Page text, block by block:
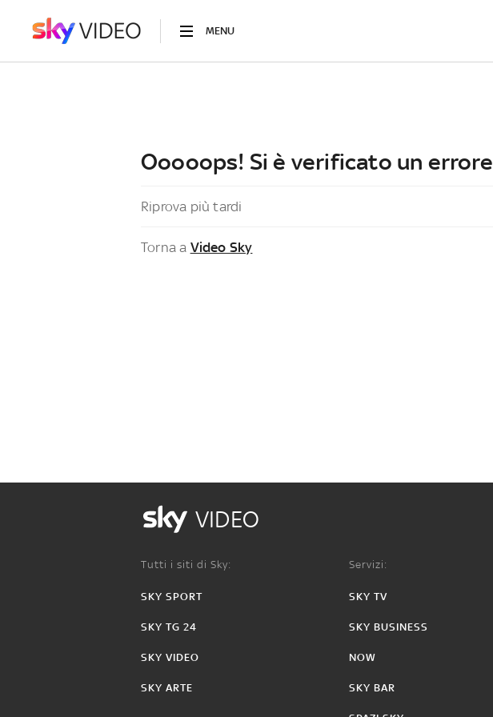
MENU
Ooooops! Si è verificato un errore
Riprova più tardi
Torna a Video Sky
VIDEO
Tutti i siti di Sky:
SKY SPORT
SKY TG 24
SKY VIDEO
SKY ARTE
Servizi:
SKY TV
SKY BUSINESS
NOW
SKY BAR